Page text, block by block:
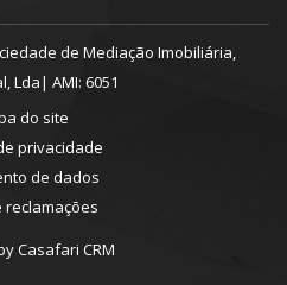
de Mediação Imobiliária,
Lda| AMI: 6051
do site
privacidade
de dados
reclamações
Casafari CRM